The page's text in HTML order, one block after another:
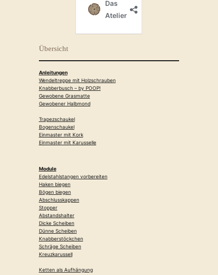
Übersicht
Anleitungen
Wendeltreppe mit Holzschrauben
Knabberbusch – by POOP!
Gewobene Grasmatte
Gewobener Halbmond
Trapezschaukel
Bogenschaukel
Einmaster mit Kork
Einmaster mit Karusselle
Module
Edelstahlstangen vorbereiten
Haken biegen
Bögen biegen
Abschlusskappen
Stopper
Abstandshalter
Dicke Scheiben
Dünne Scheiben
Knabberstöckchen
Schräge Scheiben
Kreuzkarussell
Ketten als Aufhängung